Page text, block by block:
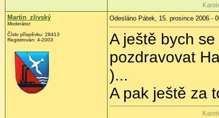
Martin_zlivský
Moderátor
Číslo příspěvku: 28413
Registrován: 4-2003
Odesláno Pátek, 15. prosince 2006 -
A ještě bych
pozdravovat
)...
A pak ještě za